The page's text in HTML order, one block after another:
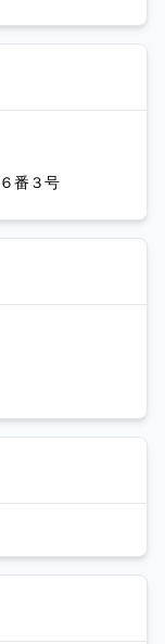
番３号